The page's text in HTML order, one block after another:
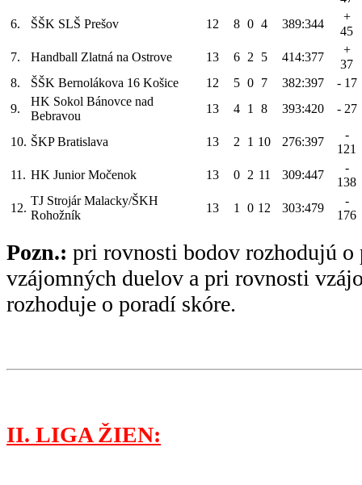
6.
ŠŠK SLŠ Prešov 12 8 0 4 389:344
+
45
7.
Handball Zlatná na Ostrove 13 6 2 5 414:377
+
37
8.
ŠŠK Bernolákova 16 Košice 12 5 0 7 382:397
- 17
9.
HK Sokol Bánovce nad
Bebravou
13 4 1 8 393:420 - 27
10. ŠKP Bratislava 13 2 1 10 276:397
-
121
11. HK Junior Močenok 13 0 2 11 309:447
-
138
12.
TJ Strojár Malacky/ŠKH
Rohožník
13 1 0 12 303:479
-
176
Pozn.: pri rovnosti bodov rozhodujú o
vzájomných duelov a pri rovnosti
rozhoduje o poradí skóre.
II. LIGA ŽIEN: